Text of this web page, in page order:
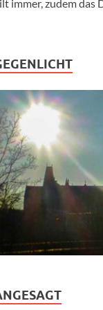
immer, zudem das